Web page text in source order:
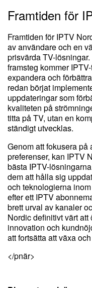
Framtiden för
Framtiden för IPTV
av användare och en
prisvärda TV-
framsteg kommer
expandera och
redan börjat
uppdateringar som
kvaliteten på
titta på TV, utan en
ständigt utvecklas.
Genom att fokusera
preferenser, kan IPTV
bästa IPTV-
dem att hålla sig
och teknologierna
efter ett IPTV
brett urval av kanaler
Nordic definitivt värt
innovation och
att fortsätta att växa
</pnär>